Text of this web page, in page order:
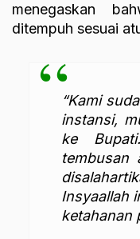
menegaskan
ditempuh sesuai
“Kami
instansi,
ke
tembusan
Insyaallah
ketahanan